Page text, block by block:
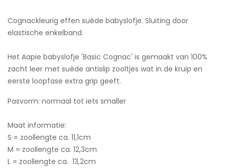
Cognackleurig effen suède babyslofje. Sluiting door
elastische enkelband.
Het Aapie babyslofje 'Basic Cognac' is gemaakt van 100%
zacht leer met suède antislip zooltjes wat in de kruip en
eerste loopfase extra grip geeft.
Pasvorm: normaal tot iets smaller
Maat informatie:
S = zoollengte ca. 11,1cm
M = zoollengte ca. 12,3cm
L = zoollengte ca. 13,2cm